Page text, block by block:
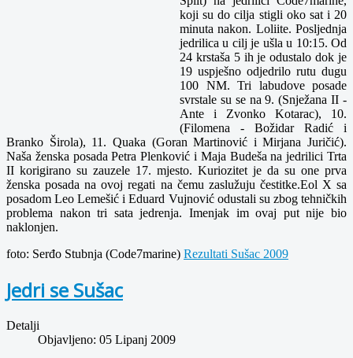
koji su do cilja stigli oko sat i 20
minuta nakon. Loliite. Posljednja
jedrilica u cilj je ušla u 10:15. Od
24 krstaša 5 ih je odustalo dok je
19 uspješno odjedrilo rutu dugu
100 NM. Tri labudove posade
svrstale su se na 9. (Snježana II -
Ante i Zvonko Kotarac), 10.
(Filomena - Božidar Radić i
Branko Širola), 11. Quaka (Goran Martinović i Mirjana Juričić).
Naša ženska posada Petra Plenković i Maja Budeša na jedrilici Trta
II korigirano su zauzele 17. mjesto. Kuriozitet je da su one prva
ženska posada na ovoj regati na čemu zaslužuju čestitke.Eol X sa
posadom Leo Lemešić i Eduard Vujnović odustali su zbog tehničkih
problema nakon tri sata jedrenja. Imenjak im ovaj put nije bio
naklonjen.
foto: Serđo Stubnja (Code7marine) Rezultati Sušac 2009
Jedri se Sušac
Detalji
Objavljeno: 05 Lipanj 2009